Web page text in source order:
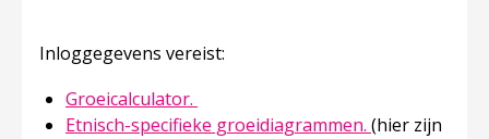
Inloggegevens vereist:
Groeicalculator.
Etnisch-specifieke groeidiagrammen. Deze linkt
(hier zijn